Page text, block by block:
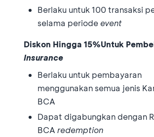
Berlaku untuk 100 transaksi
selama periode event
Diskon Hingga 15%Untuk
Insurance
Berlaku untuk pembayaran
menggunakan semua jenis
BCA
Dapat digabungkan dengan
BCA redemption